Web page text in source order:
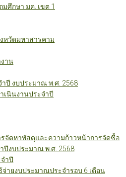
ศึกษา มค. เขต 1
หวัดมหาสารคาม
าน
ปี งบประมาณ พ.ศ. 2568
เนินงานประจำปี
จัดหาพัสดุและความก้าวหน้าการจัดซื้อ
ปีงบประมาณ พ.ศ. 2568
ำปี
ายงบประมาณประจำรอบ 6 เดือน